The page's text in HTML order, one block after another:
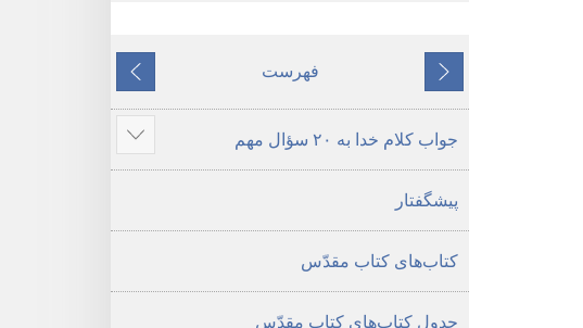
مقدّس
—‏
ترجمهٔ
دنیای
مقدّس
—‏
ترجمهٔ
جدید
قبلی
فهرست
بعدی
جواب کلام خدا به ۲۰ سؤال مهم
نمای
پیشگفتار
کتاب‌های کتاب مقدّس
جدول کتاب‌های کتاب مقدّس